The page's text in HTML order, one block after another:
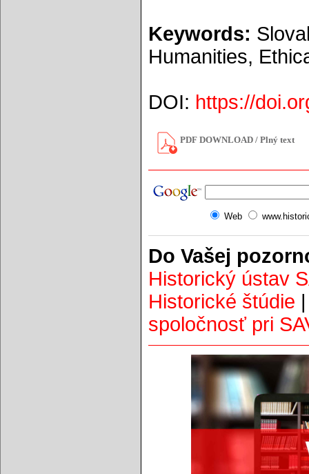
Keywords:
Humanities,
DOI: https://
PDF DOWNLOAD / Plný text
Web
Do Vašej
Historický ústav
Historické štúdie
spoločnosť pri